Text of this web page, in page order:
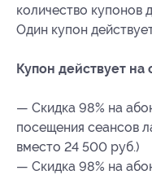
количество купонов
Один купон
Купон действует
— Скидка 98% на
посещения сеансов
вместо 24 500 руб.)
— Скидка 98% на